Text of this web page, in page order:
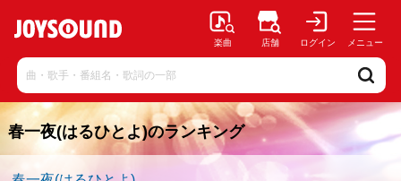
楽曲 店舗 ログイン メニュー
春一夜(はるひとよ)のランキング